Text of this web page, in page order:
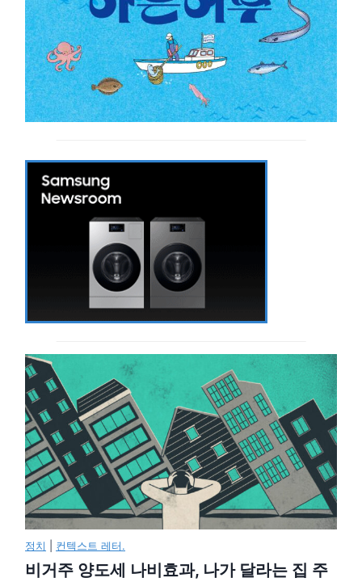
정치 컨텍스트 레터.
비거주 양도세 나비효과, 나가 달라는 집 주